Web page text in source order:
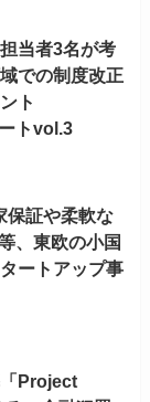
当者3名が考
での制度改正
ト
トvol.3
保証や柔軟な
、東欧の小国
ートアップ事
Project